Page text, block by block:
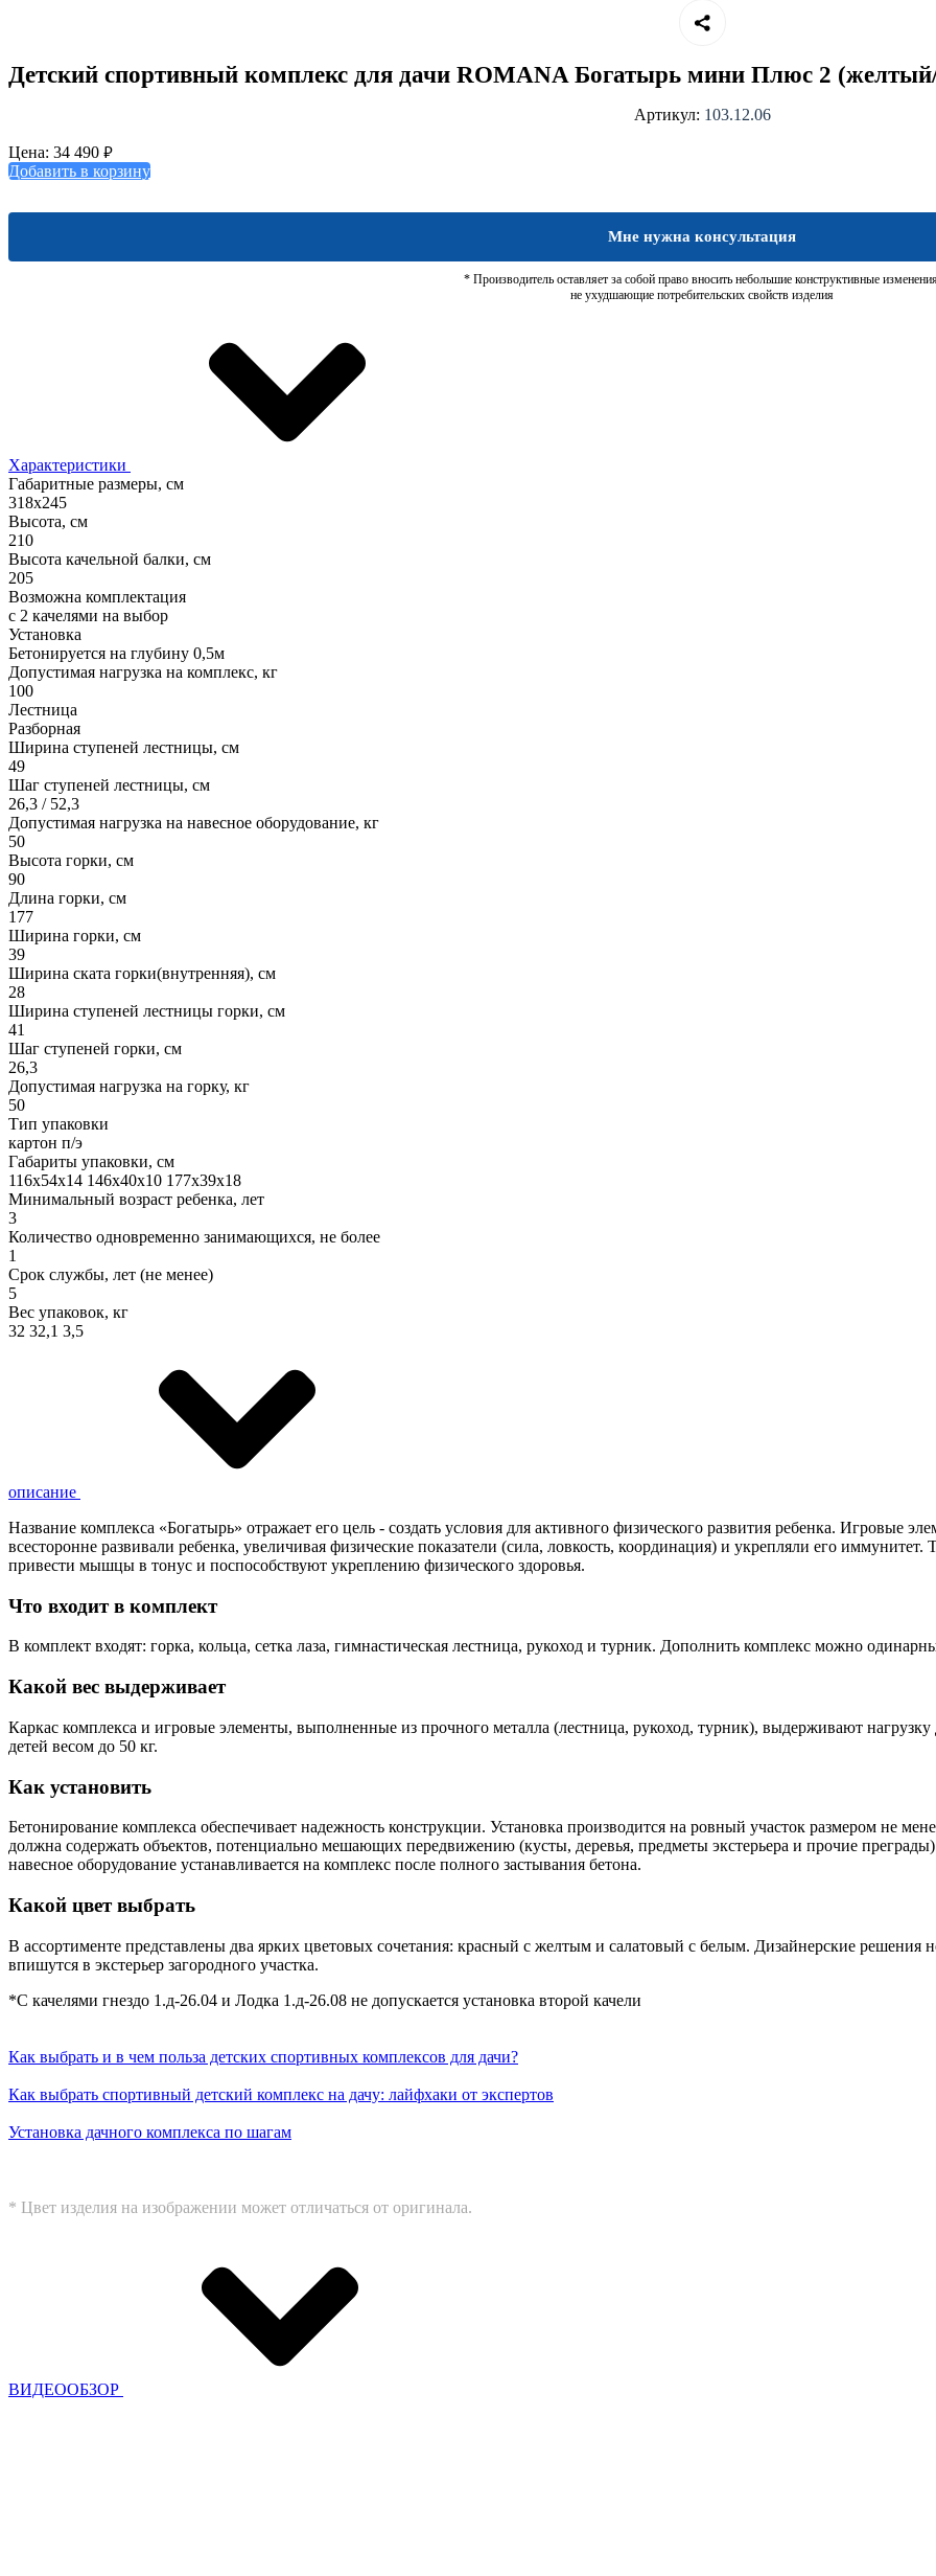
Детский спортивный комплекс для дачи ROMANA Богатырь мини Плюс 2 (желтый/
Артикул: 103.12.06
Цена: 34 490 ₽
Добавить в корзину
Мне нужна консультация
* Производитель оставляет за собой право вносить небольшие конструктивные
не ухудшающие потребительских свойств изделия
Характеристики
Габаритные размеры, см
318х245
Высота, см
210
Высота качельной балки, см
205
Возможна комплектация
с 2 качелями на выбор
Установка
Бетонируется на глубину 0,5м
Допустимая нагрузка на комплекс, кг
100
Лестница
Разборная
Ширина ступеней лестницы, см
49
Шаг ступеней лестницы, см
26,3 / 52,3
Допустимая нагрузка на навесное оборудование, кг
50
Высота горки, см
90
Длина горки, см
177
Ширина горки, см
39
Ширина ската горки(внутренняя), см
28
Ширина ступеней лестницы горки, см
41
Шаг ступеней горки, см
26,3
Допустимая нагрузка на горку, кг
50
Тип упаковки
картон п/э
Габариты упаковки, см
116х54х14 146х40х10 177х39х18
Минимальный возраст ребенка, лет
3
Количество одновременно занимающихся, не более
1
Срок службы, лет (не менее)
5
Вес упаковок, кг
32 32,1 3,5
описание
Название комплекса «Богатырь» отражает его цель - создать условия для активного физического развития ребенка. Игровые
всесторонне развивали ребенка, увеличивая физические показатели (сила, ловкость, координация) и укрепляли его
привести мышцы в тонус и поспособствуют укреплению физического здоровья.
Что входит в комплект
В комплект входят: горка, кольца, сетка лаза, гимнастическая лестница, рукоход и турник. Дополнить комплекс можно
Какой вес выдерживает
Каркас комплекса и игровые элементы, выполненные из прочного металла (лестница, рукоход, турник), выдерживают
детей весом до 50 кг.
Как установить
Бетонирование комплекса обеспечивает надежность конструкции. Установка производится на ровный участок размером не
должна содержать объектов, потенциально мешающих передвижению (кусты, деревья, предметы экстерьера и прочие
навесное оборудование устанавливается на комплекс после полного застывания бетона.
Какой цвет выбрать
В ассортименте представлены два ярких цветовых сочетания: красный с желтым и салатовый с белым. Дизайнерские решения
впишутся в экстерьер загородного участка.
*С качелями гнездо 1.д-26.04 и Лодка 1.д-26.08 не допускается установка второй качели
Как выбрать и в чем польза детских спортивных комплексов для дачи?
Как выбрать спортивный детский комплекс на дачу: лайфхаки от экспертов
Установка дачного комплекса по шагам
* Цвет изделия на изображении может отличаться от оригинала.
ВИДЕООБЗОР